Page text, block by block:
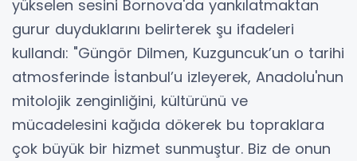
yükselen sesini Bornova'da yankılatmaktan
gurur duyduklarını belirterek şu ifadeleri
kullandı: "Güngör Dilmen, Kuzguncuk’un o tarihi
atmosferinde İstanbul’u izleyerek, Anadolu'nun
mitolojik zenginliğini, kültürünü ve
mücadelesini kağıda dökerek bu topraklara
çok büyük bir hizmet sunmuştur. Biz de onun